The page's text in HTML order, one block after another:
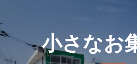
content
小さなお